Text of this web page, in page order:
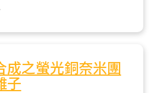
成之螢光銅奈米團
子